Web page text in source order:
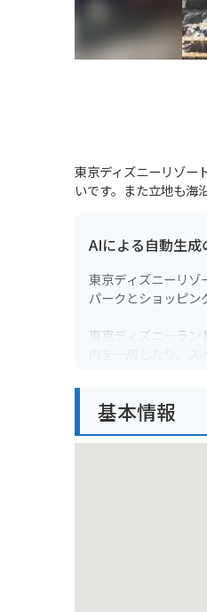
東京ディズニーリゾー
いです。また立地も海
AIによる自動生成
東京ディズニーリゾ
パークとショッピン
東京ディズニーラン
内を一周したり、
確認するのがおすす
基本情報